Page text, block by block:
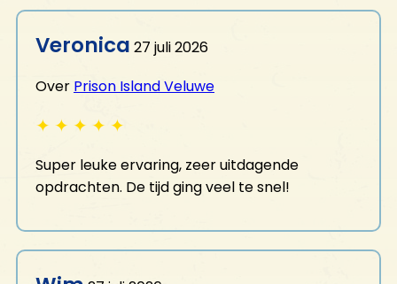
Openingstijden
FAQ
Veronica 27 juli 2026
Over Prison Island Veluwe
✦ ✦ ✦ ✦ ✦
Super leuke ervaring, zeer uitdagende
opdrachten. De tijd ging veel te snel!